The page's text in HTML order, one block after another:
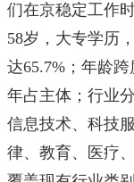
们在京稳定工作
58岁，大专学历
达65.7%；年龄
年占主体；行业
信息技术、科技
律、教育、医疗